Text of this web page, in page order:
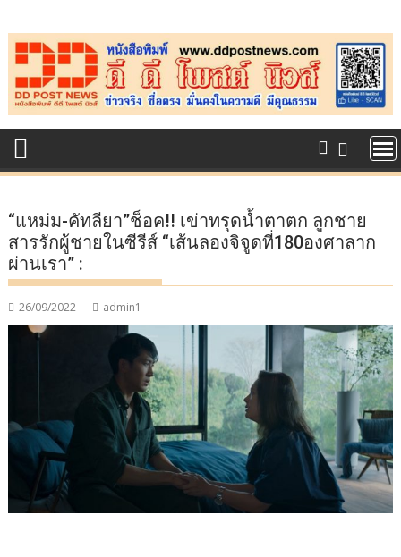
to
content
“แหม่ม-คัทลียา”ช็อค!! เข่าทรุดน้ำตาตก ลูกชาย
สารรักผู้ชายในซีรีส์ “เส้นลองจิจูดที่180องศาลาก
ผ่านเรา” :
26/09/2022 admin1